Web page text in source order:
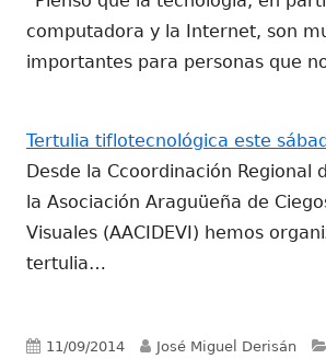
computadora y la Internet, son
importantes para personas que
Tertulia tiflotecnológica este
Desde la Ccoordinación Regional
la Asociación Araguüeña de
Visuales (AACIDEVI) hemos
tertulia…
Publicado
11/09/2014 Autor
José Miguel Derisán